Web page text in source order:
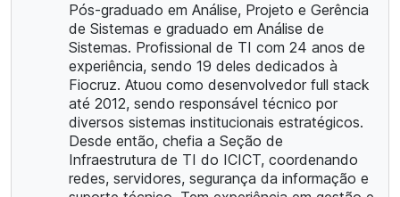
Pós-graduado em Análise, Projeto e Gerência
de Sistemas e graduado em Análise de
Sistemas. Profissional de TI com 24 anos de
experiência, sendo 19 deles dedicados à
Fiocruz. Atuou como desenvolvedor full stack
até 2012, sendo responsável técnico por
diversos sistemas institucionais estratégicos.
Desde então, chefia a Seção de
Infraestrutura de TI do ICICT, coordenando
redes, servidores, segurança da informação e